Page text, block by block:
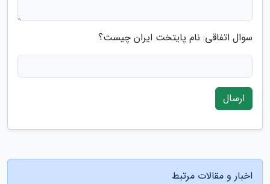
سوال اتفاقی: نام پایتخت ایران چیست؟
ارسال
اخبار و مقالات مرتبط